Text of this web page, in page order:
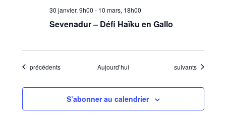
30 janvier, 9h00 - 10 mars, 18h00
Sevenadur – Défi Haïku en Gallo
Évènements
précédents Aujourd’hui Évènements
suivants
S’abonner au calendrier